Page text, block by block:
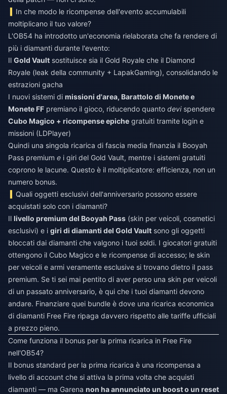
In che modo le ricompense dell'evento accumulabili
moltiplicano il tuo valore?
L'OB54 ha introdotto un'economia rielaborata che fa rendere di
più i diamanti durante l'evento:
Il Gold Vault sostituisce sia il Gold Royale che il Diamond
Royale (leak della community + LapakGaming), consolidando le
estrazioni gacha
I nuovi sistemi di missioni d'area, Barattolo di Monete e
Monete FF premiano il gioco, riducendo quanto devispendere
Cubo Magico + ricompense epiche gratuiti tramite login e
missioni (LDPlayer)
Quindi una singola ricarica di fascia media finanzia il Booyah
Pass premium e i giri del Gold Vault, mentre i sistemi gratuiti
coprono le lacune. Questo è il moltiplicatore: efficienza, non un
numero bonus.
Quali oggetti esclusivi dell'anniversario possono essere
acquistati solo con i diamanti?
Il livello premium del Booyah Pass (skin per veicoli, cosmetici
esclusivi) e i giri di diamanti del Gold Vault sono gli oggetti
bloccati dai diamanti che valgono i tuoi soldi. I giocatori gratuiti
ottengono il Cubo Magico e le ricompense di accesso; le skin
per veicoli e armi veramente esclusive si trovano dietro il pass
premium. Se ti sei mai pentito di aver perso una skin per veicoli
di un passato anniversario, è qui che i tuoi diamanti devono
andare. Finanziare quei bundle è dove una ricarica economica
di diamanti Free Fire ripaga davvero rispetto alle tariffe ufficiali
a prezzo pieno.
Come funziona il bonus per la prima ricarica in Free Fire
nell'OB54?
Il bonus standard per la prima ricarica è una ricompensa a
livello di account che si attiva la prima volta che acquisti
diamanti — ma Garena non ha annunciato un boost o un reset